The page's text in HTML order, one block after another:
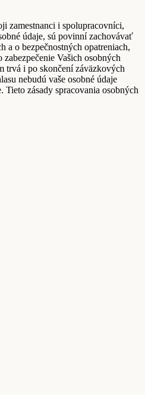
zamestnanci i spolupracovníci,
údaje, sú povinní zachovávať
a o bezpečnostných opatreniach,
Vašich osobných
trvá i po skončení záväzkových
nebudú vaše osobné údaje
Tieto zásady spracovania osobných